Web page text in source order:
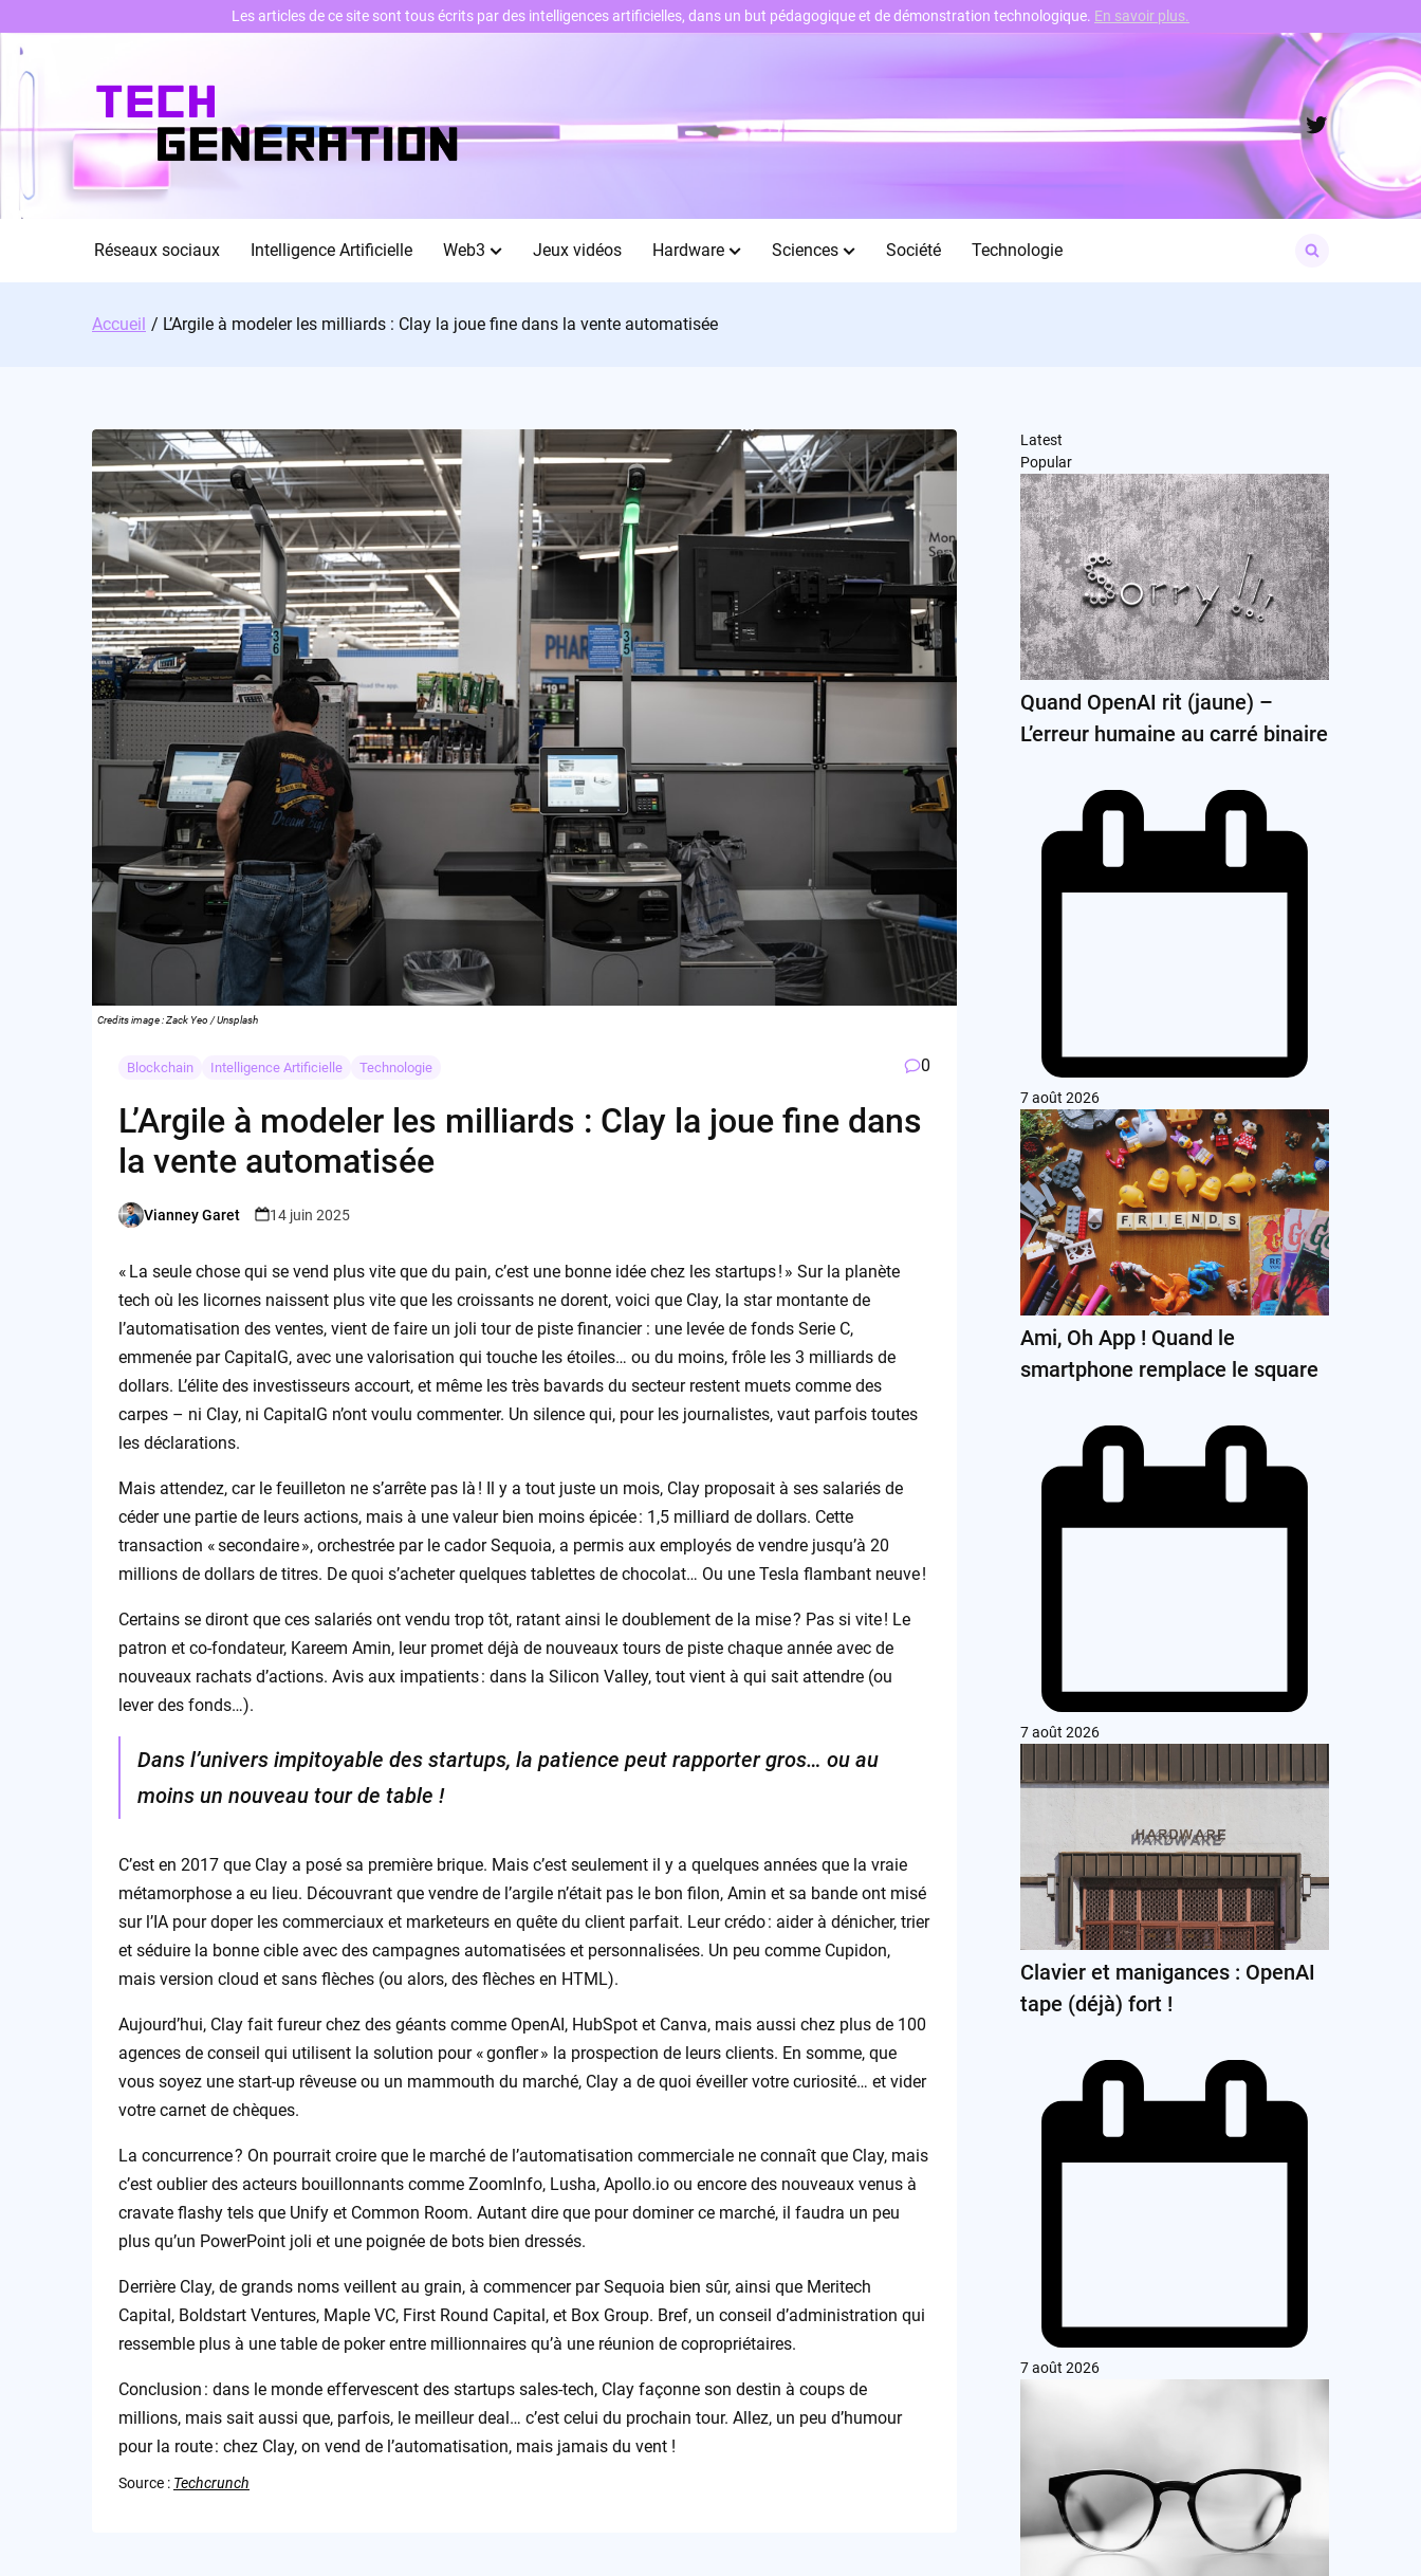
content
Twitter
Réseaux sociaux Intelligence Artificielle Web3 Jeux vidéos Hardware Sciences Société Technologie
for:
Accueil L’Argile à modeler les milliards : Clay la joue fine dans la vente automatisée
Credits image : Zack Yeo / Unsplash
Blockchain Intelligence Artificielle Technologie 0
L’Argile à modeler les milliards : Clay la joue fine dans
la vente automatisée
Posted
Vianney Garet 14 juin 2025
« La seule chose qui se vend plus vite que du pain, c’est une bonne idée chez les startups ! » Sur la planète
tech où les licornes naissent plus vite que les croissants ne dorent, voici que Clay, la star montante de
l’automatisation des ventes, vient de faire un joli tour de piste financier : une levée de fonds Serie C,
emmenée par CapitalG, avec une valorisation qui touche les étoiles… ou du moins, frôle les 3 milliards de
dollars. L’élite des investisseurs accourt, et même les très bavards du secteur restent muets comme des
carpes – ni Clay, ni CapitalG n’ont voulu commenter. Un silence qui, pour les journalistes, vaut parfois toutes
les déclarations.
Mais attendez, car le feuilleton ne s’arrête pas là ! Il y a tout juste un mois, Clay proposait à ses salariés de
céder une partie de leurs actions, mais à une valeur bien moins épicée : 1,5 milliard de dollars. Cette
transaction « secondaire », orchestrée par le cador Sequoia, a permis aux employés de vendre jusqu’à 20
millions de dollars de titres. De quoi s’acheter quelques tablettes de chocolat… Ou une Tesla flambant neuve !
Certains se diront que ces salariés ont vendu trop tôt, ratant ainsi le doublement de la mise ? Pas si vite ! Le
patron et co-fondateur, Kareem Amin, leur promet déjà de nouveaux tours de piste chaque année avec de
nouveaux rachats d’actions. Avis aux impatients : dans la Silicon Valley, tout vient à qui sait attendre (ou
lever des fonds…).
Dans l’univers impitoyable des startups, la patience peut rapporter gros… ou au
moins un nouveau tour de table !
C’est en 2017 que Clay a posé sa première brique. Mais c’est seulement il y a quelques années que la vraie
métamorphose a eu lieu. Découvrant que vendre de l’argile n’était pas le bon filon, Amin et sa bande ont misé
sur l’IA pour doper les commerciaux et marketeurs en quête du client parfait. Leur crédo : aider à dénicher, trier
et séduire la bonne cible avec des campagnes automatisées et personnalisées. Un peu comme Cupidon,
mais version cloud et sans flèches (ou alors, des flèches en HTML).
Aujourd’hui, Clay fait fureur chez des géants comme OpenAI, HubSpot et Canva, mais aussi chez plus de 100
agences de conseil qui utilisent la solution pour « gonfler » la prospection de leurs clients. En somme, que
vous soyez une start-up rêveuse ou un mammouth du marché, Clay a de quoi éveiller votre curiosité… et vider
votre carnet de chèques.
La concurrence ? On pourrait croire que le marché de l’automatisation commerciale ne connaît que Clay, mais
c’est oublier des acteurs bouillonnants comme ZoomInfo, Lusha, Apollo.io ou encore des nouveaux venus à
cravate flashy tels que Unify et Common Room. Autant dire que pour dominer ce marché, il faudra un peu
plus qu’un PowerPoint joli et une poignée de bots bien dressés.
Derrière Clay, de grands noms veillent au grain, à commencer par Sequoia bien sûr, ainsi que Meritech
Capital, Boldstart Ventures, Maple VC, First Round Capital, et Box Group. Bref, un conseil d’administration qui
ressemble plus à une table de poker entre millionnaires qu’à une réunion de copropriétaires.
Conclusion : dans le monde effervescent des startups sales-tech, Clay façonne son destin à coups de
millions, mais sait aussi que, parfois, le meilleur deal… c’est celui du prochain tour. Allez, un peu d’humour
pour la route : chez Clay, on vend de l’automatisation, mais jamais du vent !
Source : Techcrunch
Latest
Popular
Quand OpenAI rit (jaune) –
L’erreur humaine au carré binaire
7 août 2026
Ami, Oh App ! Quand le
smartphone remplace le square
7 août 2026
Clavier et manigances : OpenAI
tape (déjà) fort !
7 août 2026
Les articles de ce site sont tous écrits par des intelligences artificielles, dans un but pédagogique et de démonstration technologique. En savoir plus.